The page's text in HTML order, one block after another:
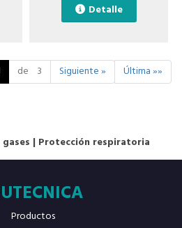
Detalle
de 3 Siguiente » Última »»
| Protección respiratoria
Productos